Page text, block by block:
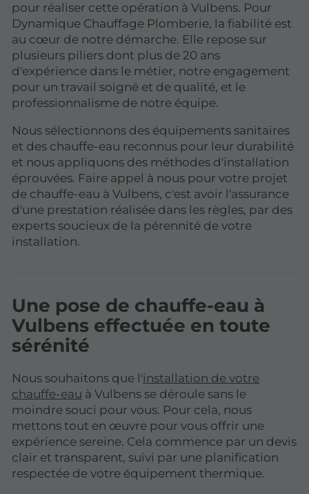
pour réaliser cette opération à Vulbens. Pour
Dynamique Chauffage Plomberie, la fiabilité est
au cœur de notre démarche. Elle repose sur
plusieurs piliers dont plus de 20 ans
d'expérience dans le métier, notre engagement
pour un travail soigné et de qualité, et le
professionnalisme de notre équipe.
Nous sélectionnons des équipements sanitaires
et des chauffe-eau reconnus pour leur durabilité
et nous appliquons des méthodes d'installation
éprouvées. Faire appel à nous pour votre projet
de chauffe-eau à Vulbens, c'est avoir l'assurance
d'une prestation réalisée dans les règles, par des
experts soucieux de la pérennité de votre
installation.
Une pose de chauffe-eau à
Vulbens effectuée en toute
sérénité
Nous souhaitons que l'installation de votre
chauffe-eau à Vulbens se déroule sans le
moindre souci pour vous. Pour cela, nous
mettons tout en œuvre pour vous offrir une
expérience sereine. Cela commence par un devis
clair et transparent, suivi par une planification
respectée de votre équipement thermique.